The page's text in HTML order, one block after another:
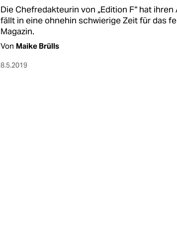
Die Chefredakteurin von „Edition F“ hat
fällt in eine ohnehin schwierige Zeit für das
Magazin.
Von Maike Brülls
8.5.2019